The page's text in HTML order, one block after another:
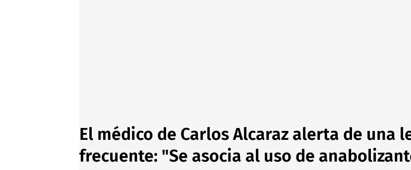
El médico de Carlos Alcaraz alerta de una
frecuente: "Se asocia al uso de